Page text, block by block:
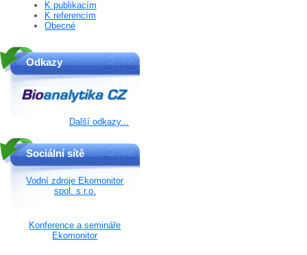
K publikacím
K referencím
Obecné
Odkazy
Další odkazy...
Sociální sítě
Vodní zdroje Ekomonitor
spol. s r.o.
Konference a semináře
Ekomonitor